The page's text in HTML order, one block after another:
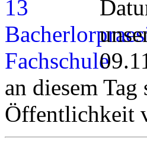
an diesem
Öffentlichkeit